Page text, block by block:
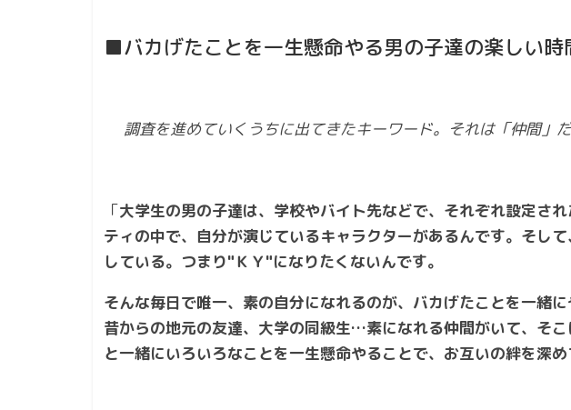
■バカげたことを一生懸命やる男の子達の楽しい時
調査を進めていくうちに出てきたキーワード。それは「仲間」だ
「大学生の男の子達は、学校やバイト先などで、それぞれ設定さ
ティの中で、自分が演じているキャラクターがあるんです。そし
している。つまり"ＫＹ"になりたくないんです。
そんな毎日で唯一、素の自分になれるのが、バカげたことを一緒に
昔からの地元の友達、大学の同級生…素になれる仲間がいて、そ
と一緒にいろいろなことを一生懸命やることで、お互いの絆を深め